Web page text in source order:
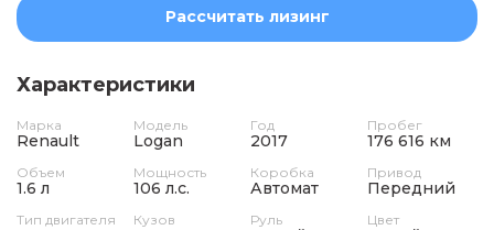
Рассчитать лизинг
Характеристики
Марка
Renault
Модель
Logan
Год
2017
Пробег
176 616 км
Объем
1.6 л
Мощность
106 л.с.
Коробка
Автомат
Привод
Передний
Тип двигателя Кузов Руль Цвет